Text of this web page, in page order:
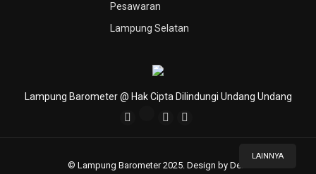
LAINNYA
Pesawaran
Lampung Selatan
Lampung Barometer @ Hak Cipta Dilindungi Undang Undang
© Lampung Barometer 2025. Design by Deni